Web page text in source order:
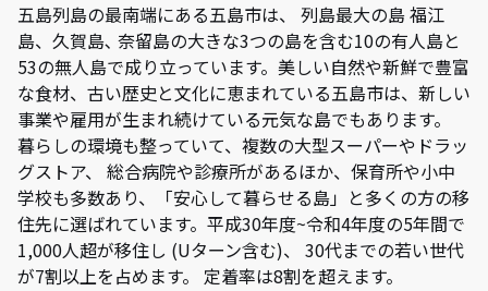
五島列島の最南端にある五島市は、 列島最大の島 福江
島、久賀島､ 奈留島の大きな3つの島を含む10の有人島と
53の無人島で成り立っています。美しい自然や新鮮で豊富
な食材、古い歴史と文化に恵まれている五島市は、新しい
事業や雇用が生まれ続けている元気な島でもあります。
暮らしの環境も整っていて、複数の大型スーパーやドラッ
グストア、 総合病院や診療所があるほか、保育所や小中
学校も多数あり、「安心して暮らせる島」と多くの方の移
住先に選ばれています。平成30年度~令和4年度の5年間で
1,000人超が移住し (Uターン含む)、 30代までの若い世代
が7割以上を占めます。 定着率は8割を超えます。